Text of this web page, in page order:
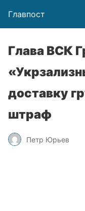
Главпост
Глава ВСК
доставку
штраф
Петр Юрьев